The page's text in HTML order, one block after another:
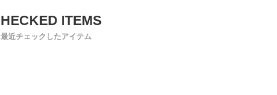
最近チェックしたアイテム